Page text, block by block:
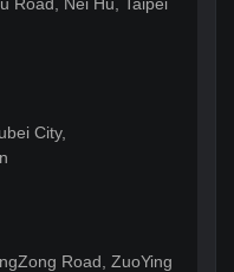
City,
Road, ZuoYing